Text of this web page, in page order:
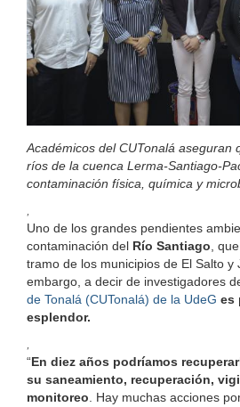
Académicos del CUTonalá aseguran
ríos de la cuenca Lerma-Santiago-
contaminación física, química y
,
Uno de los grandes pendientes
contaminación del Río Santiago,
tramo de los municipios de El Salto y
embargo, a decir de investigadores
de Tonalá (CUTonalá) de la UdeG es
esplendor.
,
“En diez años podríamos
su saneamiento, recuperación,
monitoreo. Hay muchas acciones